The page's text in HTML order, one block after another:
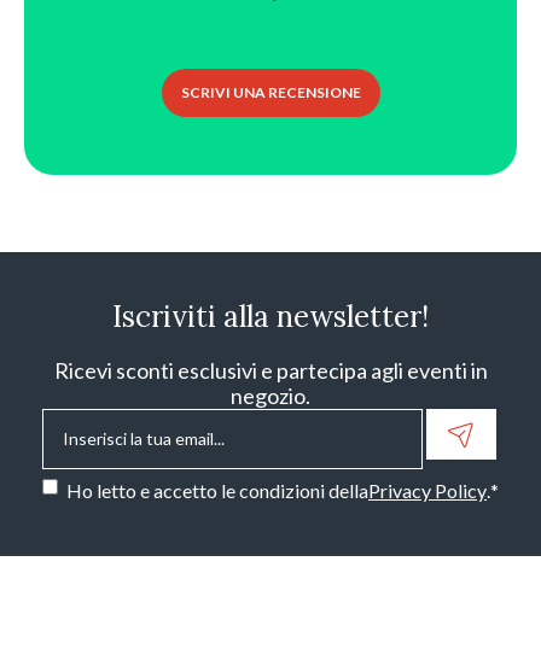
SCRIVI UNA RECENSIONE
Iscriviti alla newsletter!
Ricevi sconti esclusivi e partecipa agli eventi in
negozio.
Email*
Consenso*
Ho letto e accetto le condizioni dellaPrivacy Policy.*